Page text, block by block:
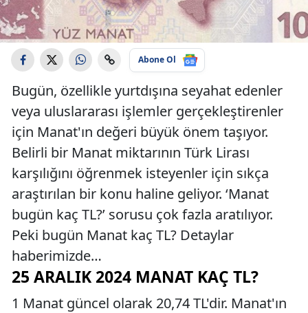
Abone Ol
Bugün, özellikle yurtdışına seyahat edenler
veya uluslararası işlemler gerçekleştirenler
için Manat'ın değeri büyük önem taşıyor.
Belirli bir Manat miktarının Türk Lirası
karşılığını öğrenmek isteyenler için sıkça
araştırılan bir konu haline geliyor. ‘Manat
bugün kaç TL?’ sorusu çok fazla aratılıyor.
Peki bugün Manat kaç TL? Detaylar
haberimizde…
25 ARALIK 2024 MANAT KAÇ TL?
1 Manat güncel olarak 20,74 TL'dir. Manat'ın